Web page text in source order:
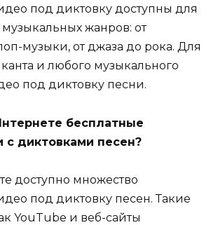
под диктовку доступны для
жанров: от
музыки, от джаза до рока. Для
и любого музыкального
под диктовку песни.
бесплатные
с диктовками песен?
доступно множество
под диктовку песен. Такие
YouTube и веб-сайты